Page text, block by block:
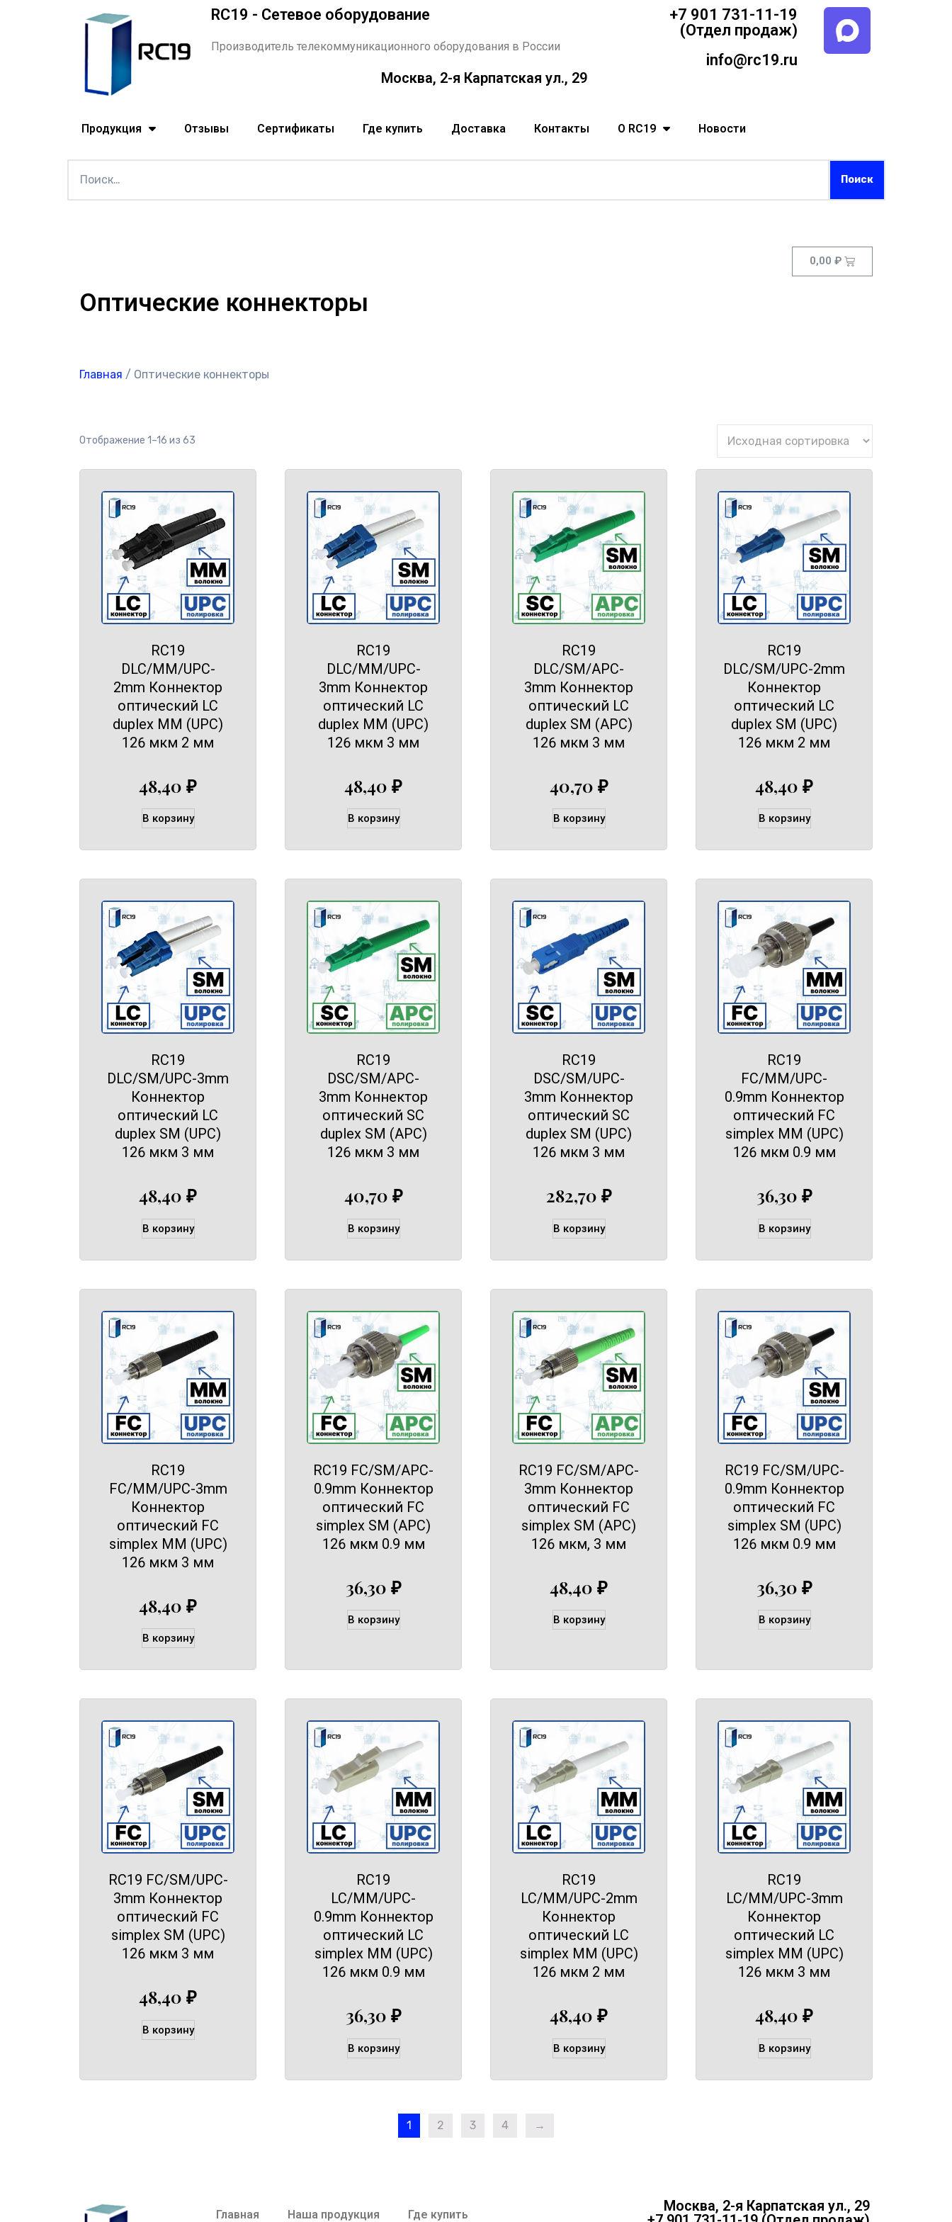
RC19 - Сетевое оборудование
Производитель телекоммуникационного оборудования в России
Москва, 2-я Карпатская ул., 29
+7 901 731-11-19
(Отдел продаж)
info@rc19.ru
Продукция Отзывы Сертификаты Где купить Доставка Контакты О RC19 Новости
0,00 ₽
Оптические коннекторы
Главная / Оптические коннекторы
Отображение 1–16 из 63
RC19
DLC/MM/UPC-
2mm Коннектор
оптический LC
duplex MM (UPC)
126 мкм 2 мм
48,40 ₽
В корзину
RC19
DLC/MM/UPC-
3mm Коннектор
оптический LC
duplex MM (UPC)
126 мкм 3 мм
48,40 ₽
В корзину
RC19
DLC/SM/APC-
3mm Коннектор
оптический LC
duplex SM (APC)
126 мкм 3 мм
40,70 ₽
В корзину
RC19
DLC/SM/UPC-2mm
Коннектор
оптический LC
duplex SM (UPC)
126 мкм 2 мм
48,40 ₽
В корзину
RC19
DLC/SM/UPC-3mm
Коннектор
оптический LC
duplex SM (UPC)
126 мкм 3 мм
48,40 ₽
В корзину
RC19
DSC/SM/APC-
3mm Коннектор
оптический SC
duplex SM (APC)
126 мкм 3 мм
40,70 ₽
В корзину
RC19
DSC/SM/UPC-
3mm Коннектор
оптический SC
duplex SM (UPC)
126 мкм 3 мм
282,70 ₽
В корзину
RC19
FC/MM/UPC-
0.9mm Коннектор
оптический FC
simplex MM (UPC)
126 мкм 0.9 мм
36,30 ₽
В корзину
RC19
FC/MM/UPC-3mm
Коннектор
оптический FC
simplex MM (UPC)
126 мкм 3 мм
48,40 ₽
В корзину
RC19 FC/SM/APC-
0.9mm Коннектор
оптический FC
simplex SM (APC)
126 мкм 0.9 мм
36,30 ₽
В корзину
RC19 FC/SM/APC-
3mm Коннектор
оптический FC
simplex SM (APC)
126 мкм, 3 мм
48,40 ₽
В корзину
RC19 FC/SM/UPC-
0.9mm Коннектор
оптический FC
simplex SM (UPC)
126 мкм 0.9 мм
36,30 ₽
В корзину
RC19 FC/SM/UPC-
3mm Коннектор
оптический FC
simplex SM (UPC)
126 мкм 3 мм
48,40 ₽
В корзину
RC19
LC/MM/UPC-
0.9mm Коннектор
оптический LC
simplex MM (UPC)
126 мкм 0.9 мм
36,30 ₽
В корзину
RC19
LC/MM/UPC-2mm
Коннектор
оптический LC
simplex MM (UPC)
126 мкм 2 мм
48,40 ₽
В корзину
RC19
LC/MM/UPC-3mm
Коннектор
оптический LC
simplex MM (UPC)
126 мкм 3 мм
48,40 ₽
В корзину
1 2 3 4 →
Главная Наша продукция Где купить
Москва, 2-я Карпатская ул., 29